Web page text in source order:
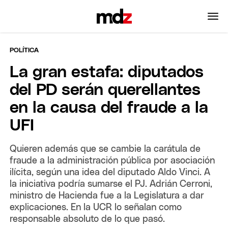
POLÍTICA
La gran estafa: diputados
del PD serán querellantes
en la causa del fraude a la
UFI
Quieren además que se cambie la carátula de
fraude a la administración pública por asociación
ilícita, según una idea del diputado Aldo Vinci. A
la iniciativa podría sumarse el PJ. Adrián Cerroni,
ministro de Hacienda fue a la Legislatura a dar
explicaciones. En la UCR lo señalan como
responsable absoluto de lo que pasó.